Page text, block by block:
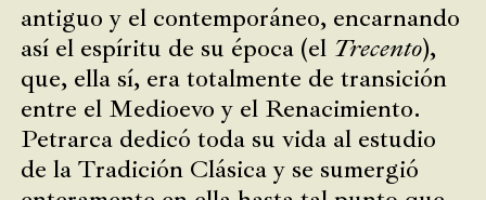
antiguo y el contemporáneo, encarnando
así el espíritu de su época (el Trecento),
que, ella sí, era totalmente de transición
entre el Medioevo y el Renacimiento.
Petrarca dedicó toda su vida al estudio
de la Tradición Clásica y se sumergió